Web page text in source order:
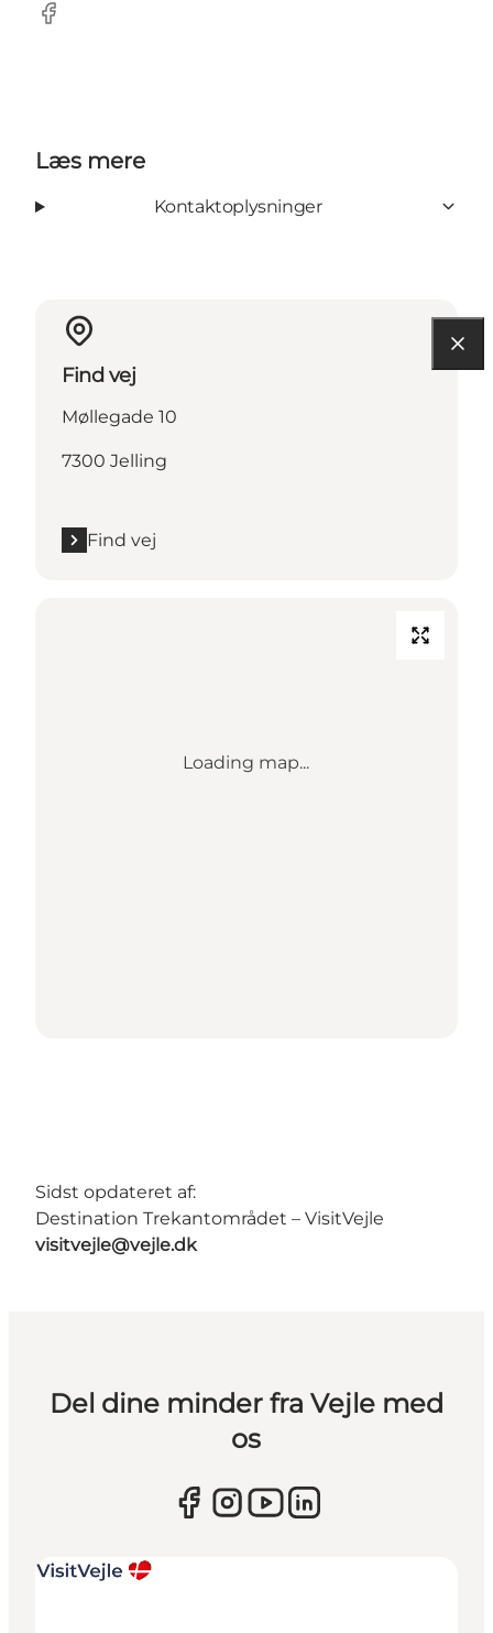
Facebook
Læs mere
Kontaktoplysninger
Find vej
Møllegade 10
7300 Jelling
Find vej
Loading map...
Sidst opdateret af:
Destination Trekantområdet – VisitVejle
visitvejle@vejle.dk
Del dine minder fra Vejle med
os